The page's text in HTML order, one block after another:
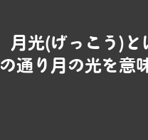
月光(げっこう)と
の通り月の光を意